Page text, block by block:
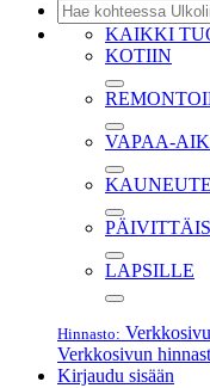
KAIKKI
KOTIIN
VAPAA-
LAPSILLE
Hinnasto:
Verkkosivun
Kirjaudu sisään